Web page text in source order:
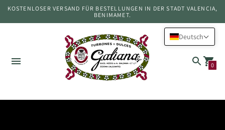
KOSTENLOSER VERSAND FÜR BESTELLUNGEN IN DER STADT VALENCIA,
BENIMAMET.
0
Deutsch